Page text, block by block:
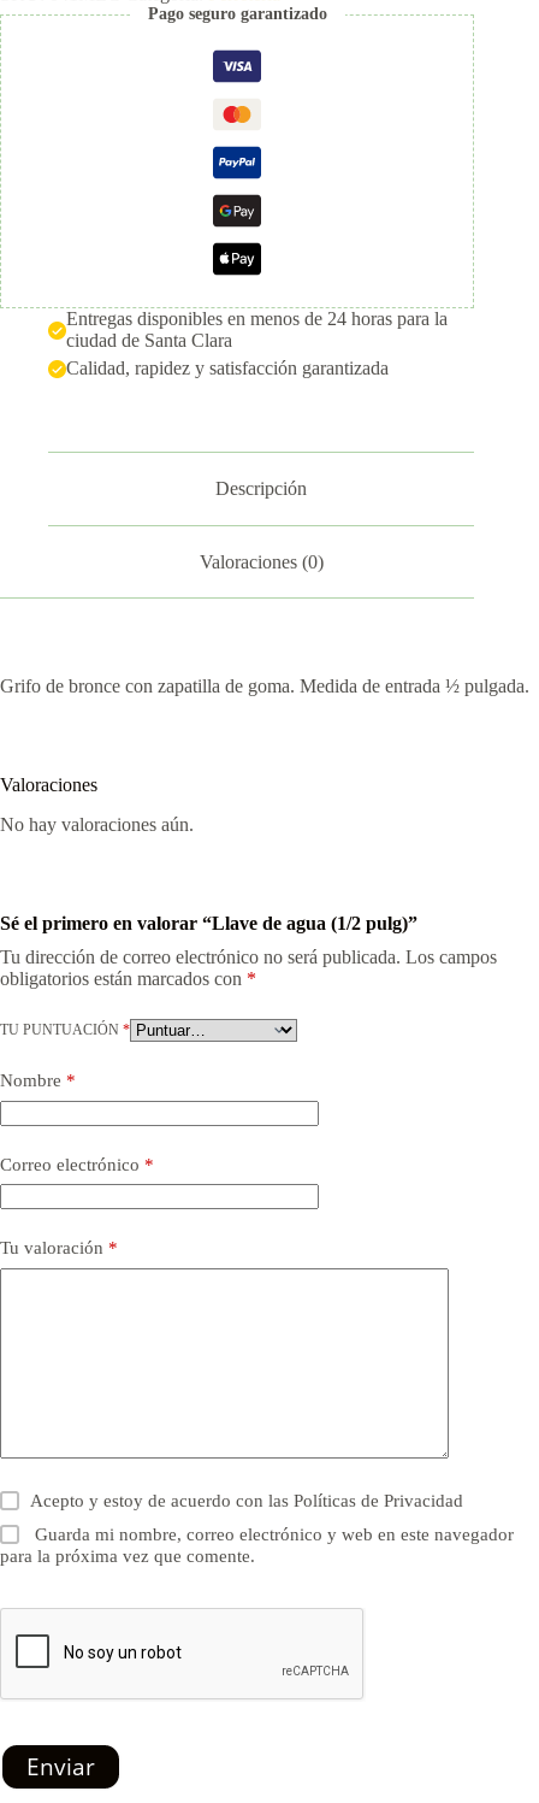
Pago seguro garantizado
Entregas disponibles en menos de 24 horas para la
ciudad de Santa Clara
Calidad, rapidez y satisfacción garantizada
Descripción
Valoraciones (0)
Grifo de bronce con zapatilla de goma. Medida de entrada ½ pulgada.
Valoraciones
No hay valoraciones aún.
Sé el primero en valorar “Llave de agua (1/2 pulg)”
Tu dirección de correo electrónico no será publicada. Los campos
obligatorios están marcados con *
TU PUNTUACIÓN *
Nombre *
Correo electrónico *
Tu valoración *
Acepto y estoy de acuerdo con lasPolíticas de Privacidad
Guarda mi nombre, correo electrónico y web en este navegador
para la próxima vez que comente.
Enviar